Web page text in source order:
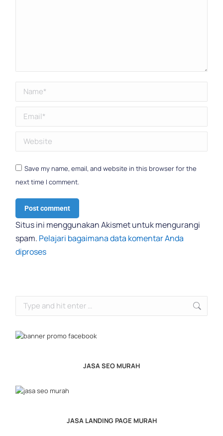
Name *
Email *
Website
Save my name, email, and website in this browser for the
next time I comment.
Post comment
Situs ini menggunakan Akismet untuk mengurangi
spam. Pelajari bagaimana data komentar Anda
diproses
JASA SEO MURAH
JASA LANDING PAGE MURAH